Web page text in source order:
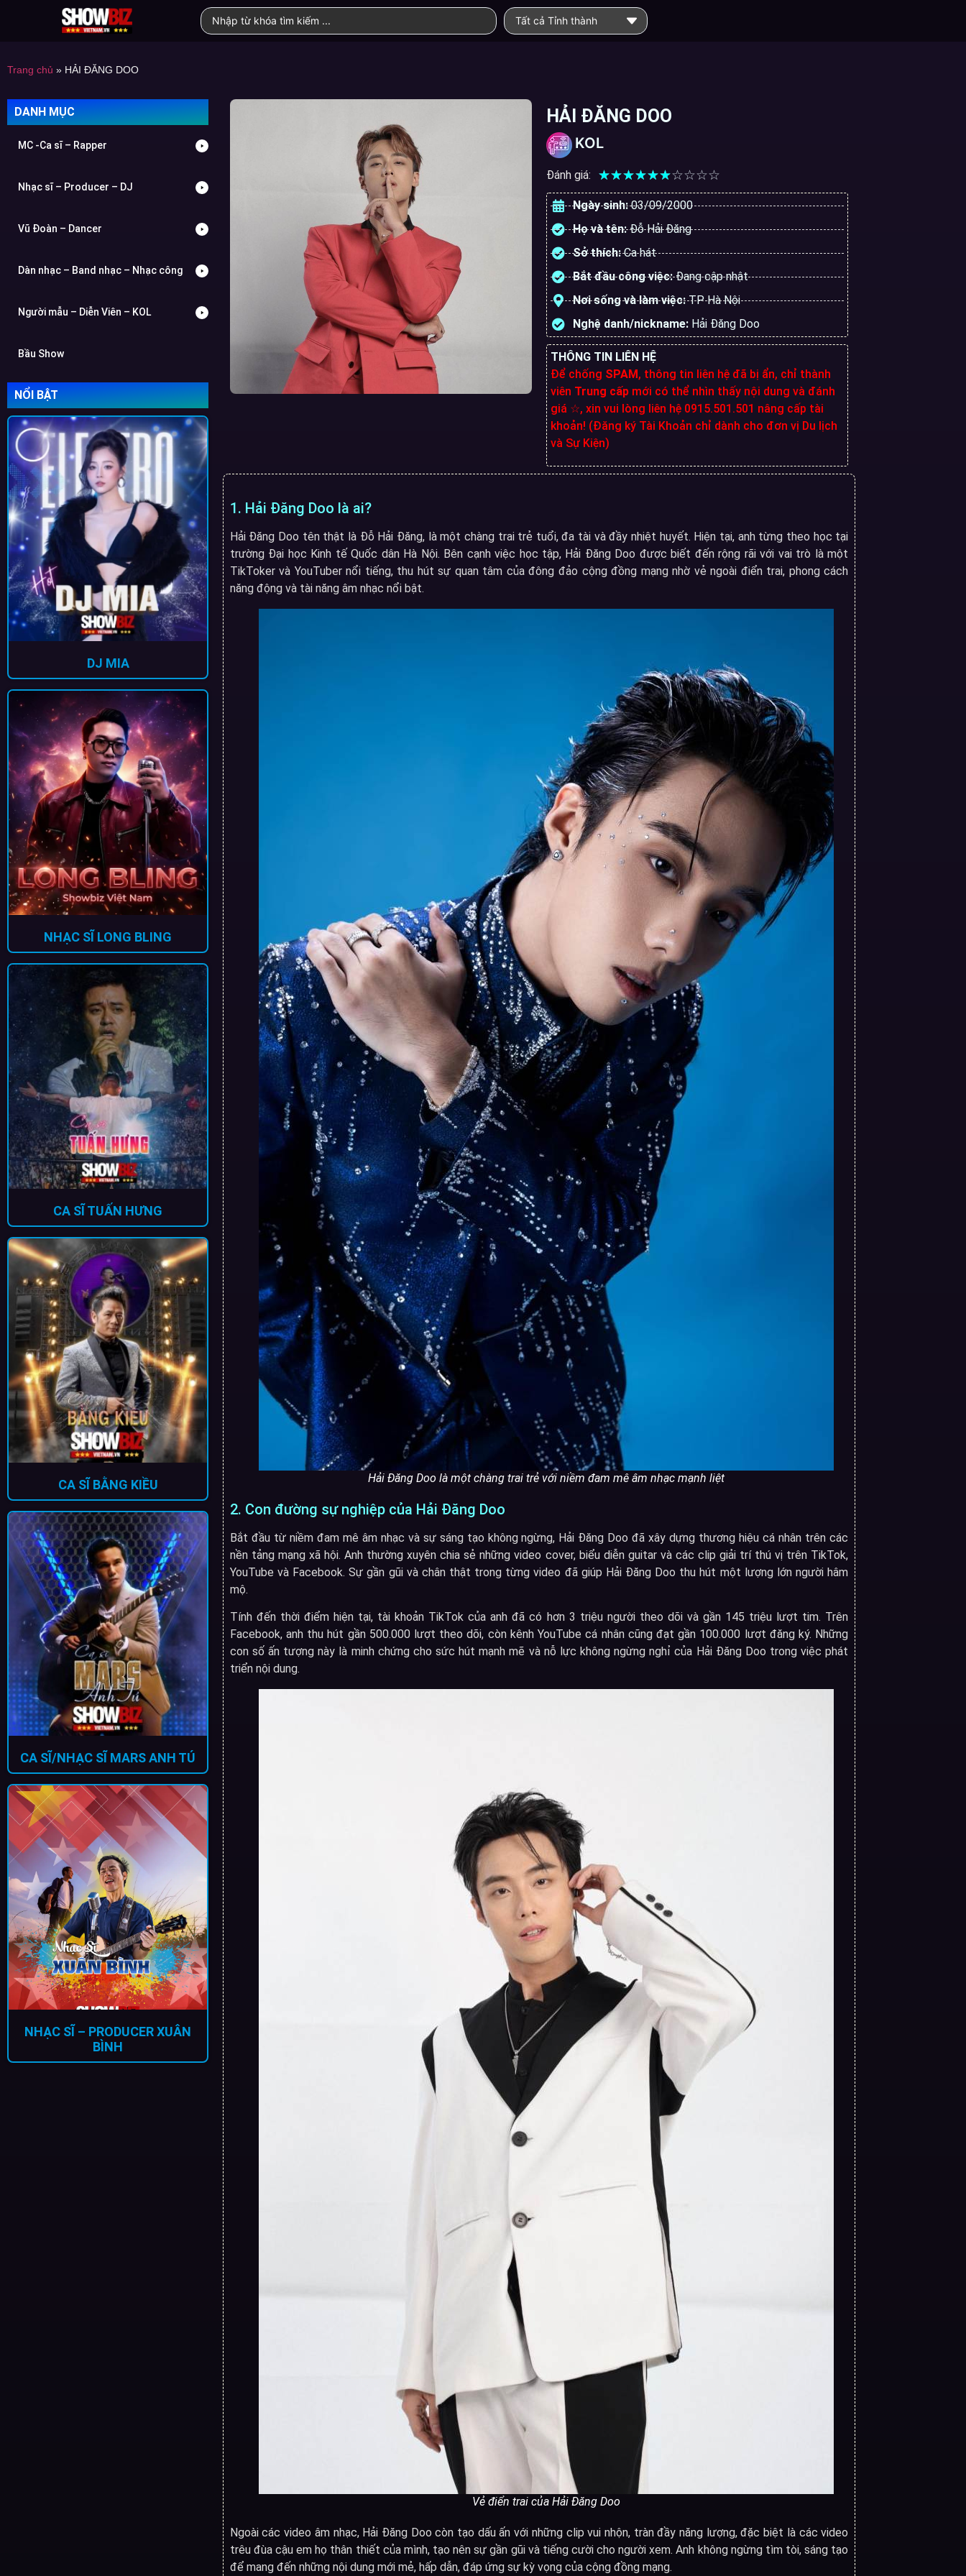
Tất cả Tỉnh thành
Trang chủ » HẢI ĐĂNG DOO
DANH MỤC
MC -Ca sĩ – Rapper
Nhạc sĩ – Producer – DJ
Vũ Đoàn – Dancer
Dàn nhạc – Band nhạc – Nhạc công
Người mẫu – Diễn Viên – KOL
Bầu Show
NỔI BẬT
DJ MIA
NHẠC SĨ LONG BLING
CA SĨ TUẤN HƯNG
CA SĨ BẰNG KIỀU
CA SĨ/NHẠC SĨ MARS ANH TÚ
NHẠC SĨ – PRODUCER XUÂN
BÌNH
HẢI ĐĂNG DOO
KOL
Đánh giá: ☆☆☆☆☆☆☆☆☆☆
Ngày sinh:03/09/2000
Họ và tên:Đỗ Hải Đăng
Sở thích:Ca hát
Bắt đầu công việc:Đang cập nhật
Nơi sống và làm việc:TP Hà Nội
Nghệ danh/nickname: Hải Đăng Doo
THÔNG TIN LIÊN HỆ
Để chống SPAM, thông tin liên hệ đã bị ẩn, chỉ thành
viên Trung cấp mới có thể nhìn thấy nội dung và đánh
giá ☆, xin vui lòng liên hệ 0915.501.501 nâng cấp tài
khoản! (Đăng ký Tài Khoản chỉ dành cho đơn vị Du lịch
và Sự Kiện)
1. Hải Đăng Doo là ai?
Hải Đăng Doo tên thật là Đỗ Hải Đăng, là một chàng trai trẻ tuổi, đa tài và đầy nhiệt huyết. Hiện tại, anh từng theo học tại
trường Đại học Kinh tế Quốc dân Hà Nội. Bên cạnh việc học tập, Hải Đăng Doo được biết đến rộng rãi với vai trò là một
TikToker và YouTuber nổi tiếng, thu hút sự quan tâm của đông đảo cộng đồng mạng nhờ vẻ ngoài điển trai, phong cách
năng động và tài năng âm nhạc nổi bật.
Hải Đăng Doo là một chàng trai trẻ với niềm đam mê âm nhạc mạnh liệt
2. Con đường sự nghiệp của Hải Đăng Doo
Bắt đầu từ niềm đam mê âm nhạc và sự sáng tạo không ngừng, Hải Đăng Doo đã xây dựng thương hiệu cá nhân trên các
nền tảng mạng xã hội. Anh thường xuyên chia sẻ những video cover, biểu diễn guitar và các clip giải trí thú vị trên TikTok,
YouTube và Facebook. Sự gần gũi và chân thật trong từng video đã giúp Hải Đăng Doo thu hút một lượng lớn người hâm
mộ.
Tính đến thời điểm hiện tại, tài khoản TikTok của anh đã có hơn 3 triệu người theo dõi và gần 145 triệu lượt tim. Trên
Facebook, anh thu hút gần 500.000 lượt theo dõi, còn kênh YouTube cá nhân cũng đạt gần 100.000 lượt đăng ký. Những
con số ấn tượng này là minh chứng cho sức hút mạnh mẽ và nỗ lực không ngừng nghỉ của Hải Đăng Doo trong việc phát
triển nội dung.
Vẻ điển trai của Hải Đăng Doo
Ngoài các video âm nhạc, Hải Đăng Doo còn tạo dấu ấn với những clip vui nhộn, tràn đầy năng lượng, đặc biệt là các video
trêu đùa cậu em họ thân thiết của mình, tạo nên sự gần gũi và tiếng cười cho người xem. Anh không ngừng tìm tòi, sáng tạo
để mang đến những nội dung mới mẻ, hấp dẫn, đáp ứng sự kỳ vọng của cộng đồng mạng.